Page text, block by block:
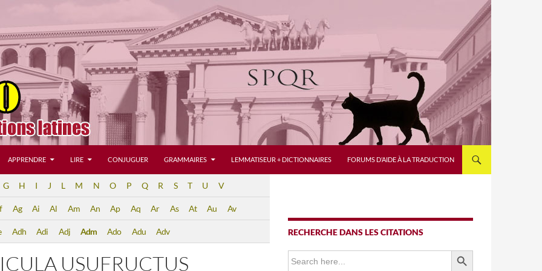
APPRENDRE LIRE CONJUGUER GRAMMAIRES LEMMATISEUR + DICTIONNAIRES FORUMS D’AIDE À LA TRADUCTION
G H I J L M N O P Q R S T U V
Ag Ai Al Am An Ap Aq Ar As At Au Av
Adh Adi Adj Adm Ado Adu Adv
USUFRUCTUS
RECHERCHE DANS LES CITATIONS
Search
for:
SEARCH BUTTON